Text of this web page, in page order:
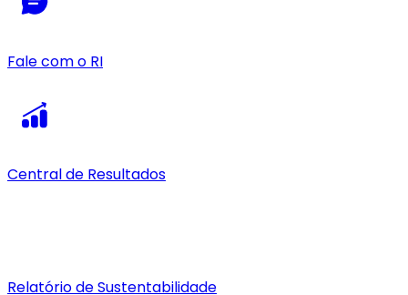
Fale com o RI
Central de Resultados
Relatório de Sustentabilidade